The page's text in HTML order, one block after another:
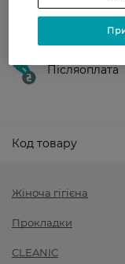
Оплата
Післяоплата
Код товару
Жіноча гігієна
Прокладки
CLEANIC